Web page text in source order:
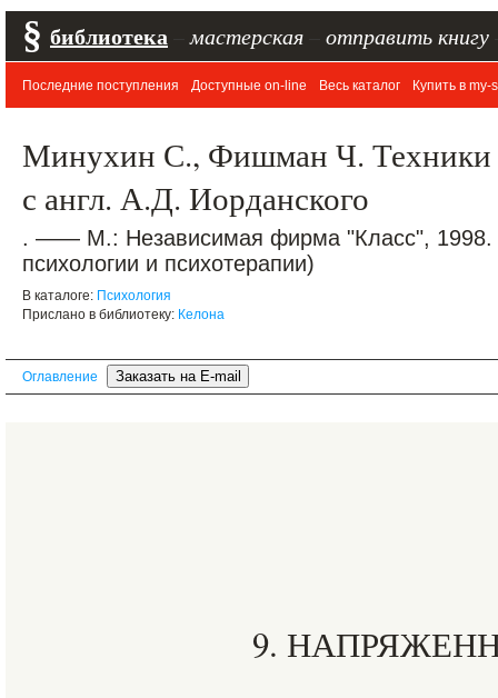
§ библиотека мастерская отправить книгу
Последние поступления Доступные on-line Весь каталог Купить в my-
Минухин С., Фишман Ч. Техники
с англ. А.Д. Иорданского
. —— М.: Независимая фирма "Класс",
психологии и психотерапии)
В каталоге: Психология
Прислано в библиотеку: Келона
Оглавление
9.